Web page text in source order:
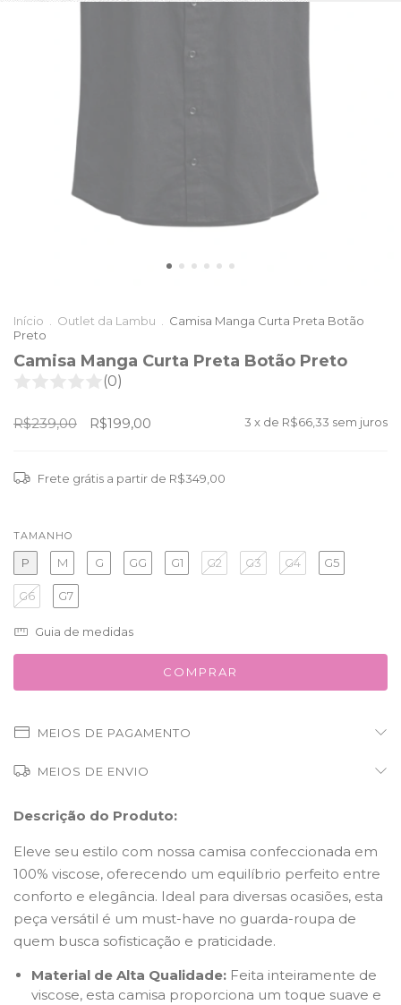
Início Outlet da Lambu
Camisa Manga Curta Preta Botão
Preto
Camisa Manga Curta Preta Botão Preto
(0)
R$239,00 R$199,00 3 x de R$66,33 sem juros
Frete grátis a partir de R$349,00
TAMANHO
P M G GG G1 G2 G3 G4 G5
G6 G7
Guia de medidas
MEIOS DE PAGAMENTO
MEIOS DE ENVIO
Descrição do Produto:
Eleve seu estilo com nossa camisa confeccionada em
100% viscose, oferecendo um equilíbrio perfeito entre
conforto e elegância. Ideal para diversas ocasiões, esta
peça versátil é um must-have no guarda-roupa de
quem busca sofisticação e praticidade.
Material de Alta Qualidade: Feita inteiramente de
viscose, esta camisa proporciona um toque suave e